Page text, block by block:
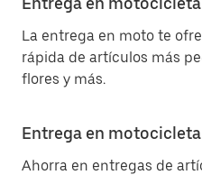
La entrega en moto te
rápida de artículos más
flores y más.
Entrega en
Ahorra en entregas de